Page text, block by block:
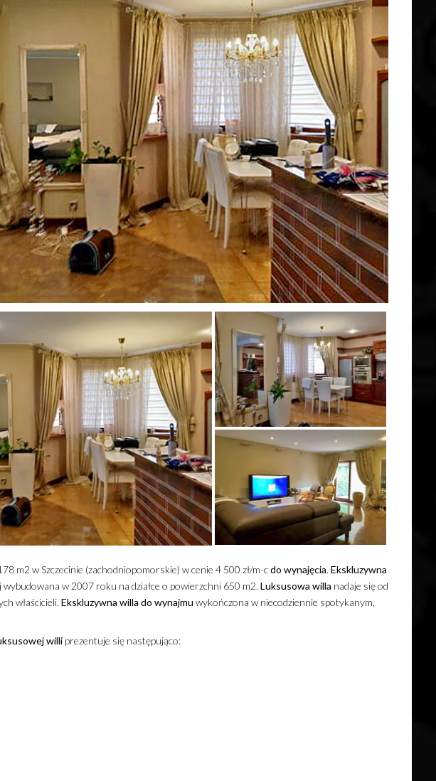
m2 w Szczecinie (zachodniopomorskie) w cenie 4 500 zł/m-cdo wynajęcia. Ekskluzywna
w 2007 roku na działce o powierzchni 650 m2. Luksusowa willa nadaje się od
właścicieli. Ekskluzywna willa do wynajmu wykończona w niecodziennie spotykanym,
williprezentuje się następująco: